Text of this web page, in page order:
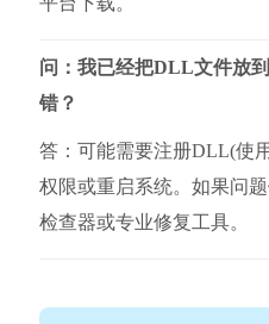
问：我已经把DLL文件放
错？
答：可能需要注册DLL(使
权限或重启系统。如果问
检查器或专业修复工具。